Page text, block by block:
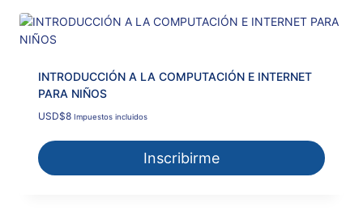
INTRODUCCIÓN A LA COMPUTACIÓN E INTERNET
PARA NIÑOS
USD$8 Impuestos incluidos
Inscribirme